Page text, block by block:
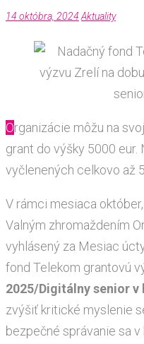
14 októbra, 2024 Aktuality
Organizácie môžu na svoje projekty získať finančný
grant do výšky 5000 eur.
vyčlenených celkovo až
V rámci mesiaca
Valným zhromaždením
vyhlásený za Mesiac
fond Telekom grantovú
2025/Digitálny senior v
zvýšiť kritické myslenie
bezpečné správanie sa